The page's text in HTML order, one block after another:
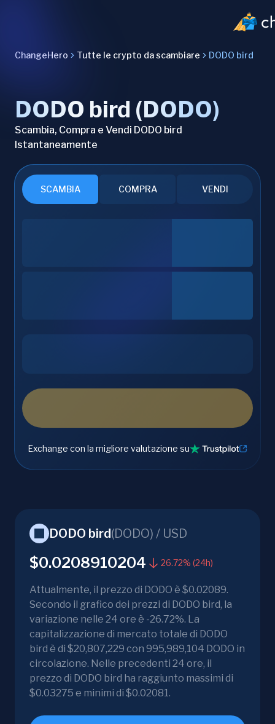
ChangeHero Tutte le crypto da scambiare DODO bird
DODO bird (DODO)
Scambia, Compra e Vendi DODO bird
Istantaneamente
SCAMBIA COMPRA VENDI
Exchange con la migliore valutazione su
DODO bird(DODO) / USD
$0.0208910204 26.72% (24h)
Attualmente, il prezzo di DODO è $0.02089.
Secondo il grafico dei prezzi di DODO bird, la
variazione nelle 24 ore è -26.72%. La
capitalizzazione di mercato totale di DODO
bird è di $20,807,229 con 995,989,104 DODO in
circolazione. Nelle precedenti 24 ore, il
prezzo di DODO bird ha raggiunto massimi di
$0.03275 e minimi di $0.02081.